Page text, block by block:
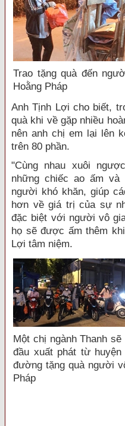
Trao tặng quà đến
Hoằng Pháp
Anh Tịnh Lợi cho biết,
quà khi về gặp nhiều
nên anh chị em lại lên
trên 80 phần.
"Cùng nhau xuôi
những chiếc ao ấm và
người khó khăn, giúp
hơn về giá trị của sự
đặc biệt với người vô
họ sẽ được ấm thêm
Lợi tâm niệm.
Một chị ngành Thanh
đầu xuất phát từ
đường tặng quà người
Pháp